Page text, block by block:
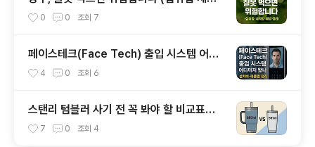
법·예방 정리)
0 0 조회 7
페이스테크(Face Tech) 출입 시스템 어디
까지 왔나 설치비·제품별 정리
4 0 조회 6
스탠리 텀블러 사기 전 꼭 봐야 할 비교표｜
정품 구별 팁 포함
7 0 조회 4